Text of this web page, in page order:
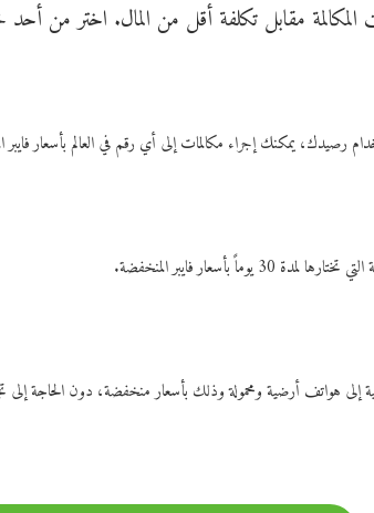
إلى هواتف أرضية ومحمولة وذلك بأسعار منخفضة، دون